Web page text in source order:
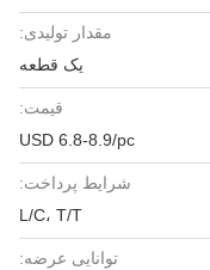
مقدار تولیدی:
یک قطعه
قیمت:
USD 6.8-8.9/pc
شرایط پرداخت:
L/C، T/T
توانایی عرضه: